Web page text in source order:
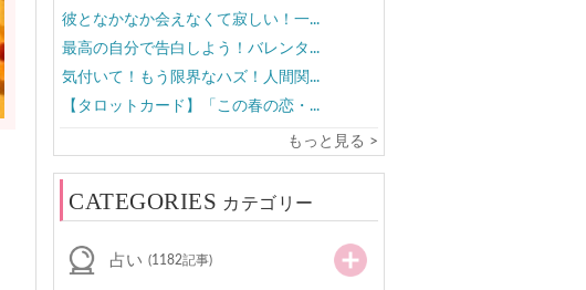
彼となかなか会えなくて寂しい！一...
最高の自分で告白しよう！バレンタ...
気付いて！もう限界なハズ！人間関...
【タロットカード】「この春の恋・...
もっと見る >
CATEGORIES カテゴリー
占い (1182記事)